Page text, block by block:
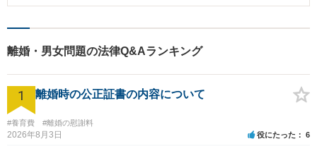
離婚・男女問題の法律Q&Aランキング
1 離婚時の公正証書の内容について
#養育費 #離婚の慰謝料
2026年8月3日 役にたった 6